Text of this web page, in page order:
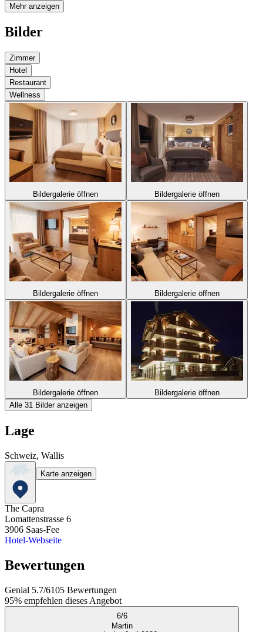
Mehr anzeigen
Bilder
Zimmer
Hotel
Restaurant
Wellness
Bildergalerie öffnen Bildergalerie öffnen
Bildergalerie öffnen Bildergalerie öffnen
Bildergalerie öffnen
Bildergalerie öffnen
Alle 31 Bilder anzeigen
Lage
Schweiz, Wallis
Karte anzeigen
The Capra
Lomattenstrasse 6
3906 Saas-Fee
Hotel-Webseite
Bewertungen
Genial 5.7/6105 Bewertungen
95% empfehlen dieses Angebot
6/6
Martin